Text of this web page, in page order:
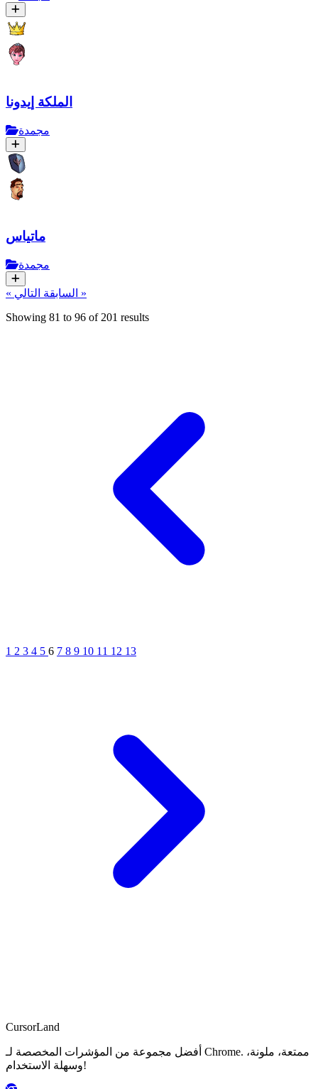
الملكة إيدونا
مجمدة
ماتياس
مجمدة
« السابقة التالي »
Showing 81 to 96 of 201 results
1 2 3 4 5 6 7 8 9 10 11 12 13
CursorLand
أفضل مجموعة من المؤشرات المخصصة لـ Chrome. ممتعة، ملونة،
وسهلة الاستخدام!